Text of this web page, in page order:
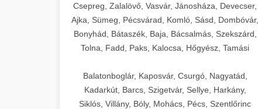
Csepreg, Zalalövő, Vasvár, Jánosháza, Devecser,
Ajka, Sümeg, Pécsvárad, Komló, Sásd, Dombóvár,
Bonyhád, Bátaszék, Baja, Bácsalmás, Szekszárd,
Tolna, Fadd, Paks, Kalocsa, Hőgyész, Tamási
Balatonboglár, Kaposvár, Csurgó, Nagyatád,
Kadarkút, Barcs, Szigetvár, Sellye, Harkány,
Siklós, Villány, Bóly, Mohács, Pécs, Szentlőrinc